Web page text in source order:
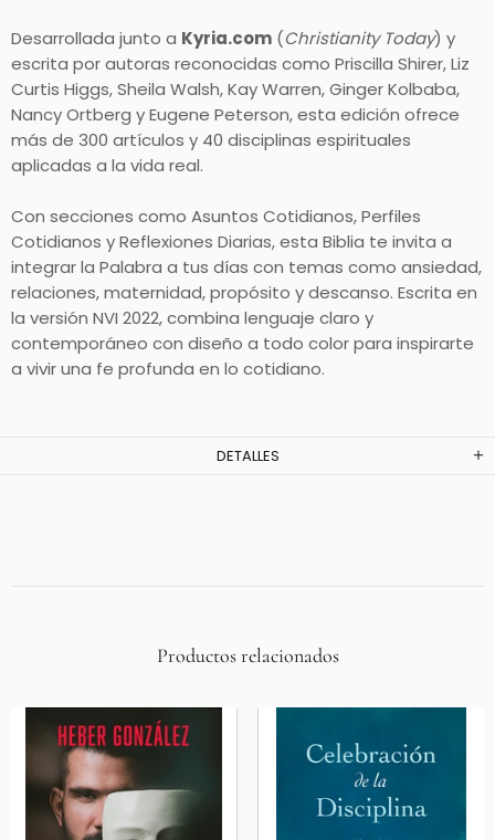
Desarrollada junto a Kyria.com (Christianity Today) y
escrita por autoras reconocidas como Priscilla Shirer, Liz
Curtis Higgs, Sheila Walsh, Kay Warren, Ginger Kolbaba,
Nancy Ortberg y Eugene Peterson, esta edición ofrece
más de 300 artículos y 40 disciplinas espirituales
aplicadas a la vida real.
Con secciones como Asuntos Cotidianos, Perfiles
Cotidianos y Reflexiones Diarias, esta Biblia te invita a
integrar la Palabra a tus días con temas como ansiedad,
relaciones, maternidad, propósito y descanso. Escrita en
la versión NVI 2022, combina lenguaje claro y
contemporáneo con diseño a todo color para inspirarte
a vivir una fe profunda en lo cotidiano.
DETALLES
Productos relacionados